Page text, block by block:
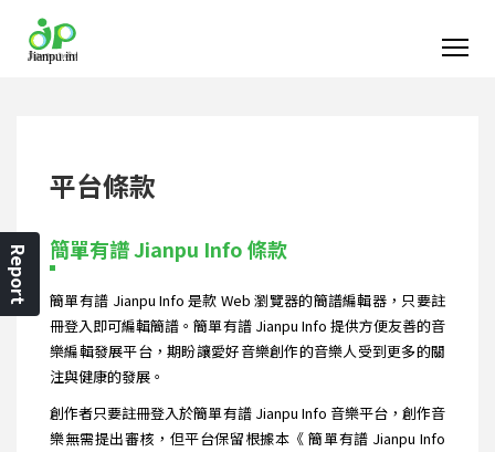
平台條款
簡單有譜 Jianpu Info 條款
簡單有譜 Jianpu Info 是款 Web 瀏覽器的簡譜編輯器，只要註
冊登入即可編輯簡譜。簡單有譜 Jianpu Info 提供方便友善的音
樂編輯發展平台，期盼讓愛好音樂創作的音樂人受到更多的關
注與健康的發展。
創作者只要註冊登入於簡單有譜 Jianpu Info 音樂平台，創作音
樂無需提出審核，但平台保留根據本《 簡單有譜 Jianpu Info
Report